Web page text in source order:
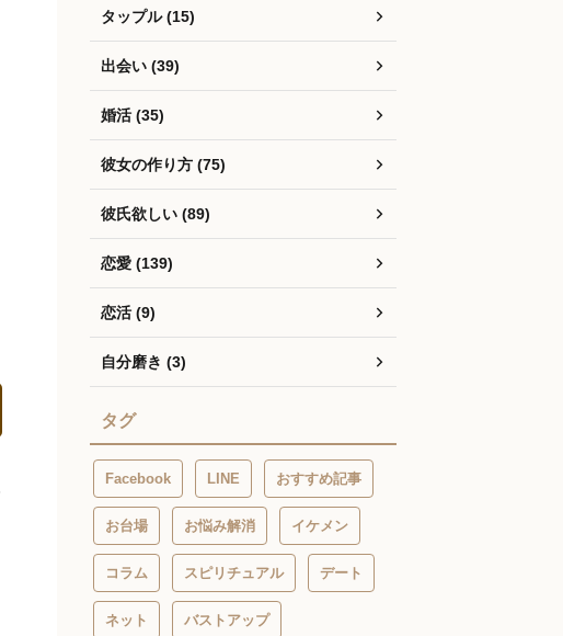
タップル (15)
出会い (39)
婚活 (35)
彼女の作り方 (75)
彼氏欲しい (89)
恋愛 (139)
恋活 (9)
自分磨き (3)
タグ
Facebook LINE おすすめ記事
お台場 お悩み解消 イケメン
コラム スピリチュアル デート
ネット バストアップ